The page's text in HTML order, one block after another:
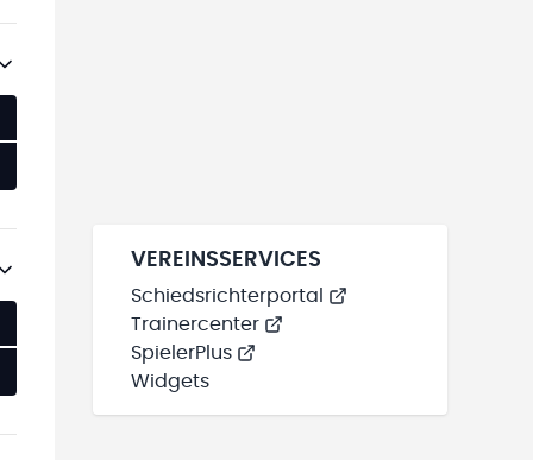
VEREINSSERVICES
Schiedsrichterportal
Trainercenter
SpielerPlus
Widgets